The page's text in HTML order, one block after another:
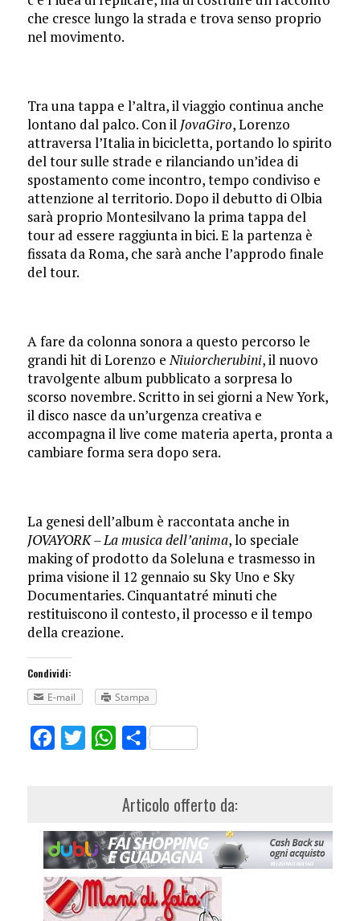
che cresce lungo la strada e trova senso proprio
nel movimento.
Tra una tappa e l’altra, il viaggio continua anche
lontano dal palco. Con il JovaGiro, Lorenzo
attraversa l’Italia in bicicletta, portando lo spirito
del tour sulle strade e rilanciando un’idea di
spostamento come incontro, tempo condiviso e
attenzione al territorio. Dopo il debutto di Olbia
sarà proprio Montesilvano la prima tappa del
tour ad essere raggiunta in bici. E la partenza è
fissata da Roma, che sarà anche l’approdo finale
del tour.
A fare da colonna sonora a questo percorso le
grandi hit di Lorenzo eNiuiorcherubini, il nuovo
travolgente album pubblicato a sorpresa lo
scorso novembre. Scritto in sei giorni a New York,
il disco nasce da un’urgenza creativa e
accompagna il live come materia aperta, pronta a
cambiare forma sera dopo sera.
La genesi dell’album è raccontata anche in
JOVAYORK – La musica dell’anima, lo speciale
making of prodotto da Soleluna e trasmesso in
prima visione il 12 gennaio su Sky Uno e Sky
Documentaries. Cinquantatré minuti che
restituiscono il contesto, il processo e il tempo
della creazione.
Condividi:
E-mail
Stampa
FacebookTwitterWhatsApp
Share
Articolo offerto da: